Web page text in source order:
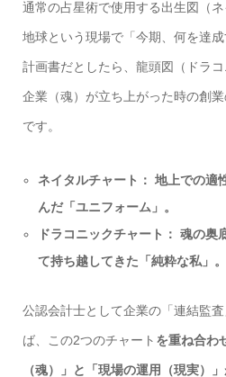
通常の占星術で使用する出生図（
地球という現場で「今期、何を達
計画書だとしたら、龍頭図（ドラ
企業（魂）が立ち上がった時の創
です。
ネイタルチャート： 地上での適
んだ「ユニフォーム」。
ドラコニックチャート： 魂の奥
て持ち越してきた「純粋な私」。
公認会計士として企業の「連結監
ば、この2つのチャート を重ね合わ
（魂）」と「現場の運用（現実）